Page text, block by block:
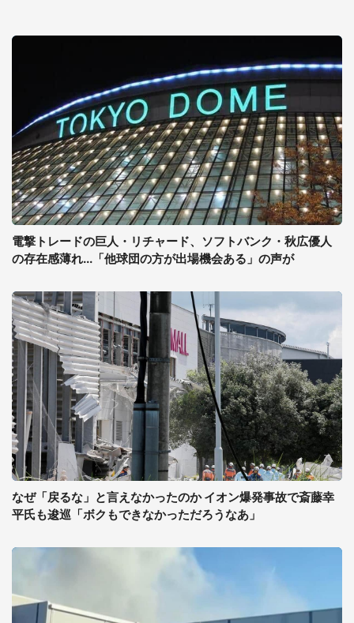
電撃トレードの巨人・リチャード、ソフトバンク・秋広優人
の存在感薄れ...「他球団の方が出場機会ある」の声が
なぜ「戻るな」と言えなかったのか イオン爆発事故で斎藤幸
平氏も逡巡「ボクもできなかっただろうなあ」